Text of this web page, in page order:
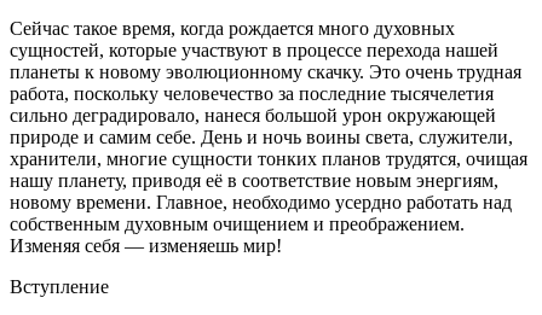
Сейчас такое время, когда рождается много духовных
сущностей, которые участвуют в процессе перехода нашей
планеты к новому эволюционному скачку. Это очень трудная
работа, поскольку человечество за последние тысячелетия
сильно деградировало, нанеся большой урон окружающей
природе и самим себе. День и ночь воины света, служители,
хранители, многие сущности тонких планов трудятся, очищая
нашу планету, приводя её в соответствие новым энергиям,
новому времени. Главное, необходимо усердно работать над
собственным духовным очищением и преображением.
Изменяя себя — изменяешь мир!
Вступление